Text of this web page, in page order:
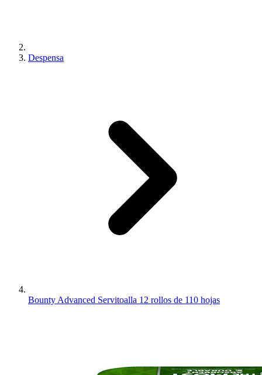
Despensa
Bounty Advanced Servitoalla 12 rollos de 110 hojas